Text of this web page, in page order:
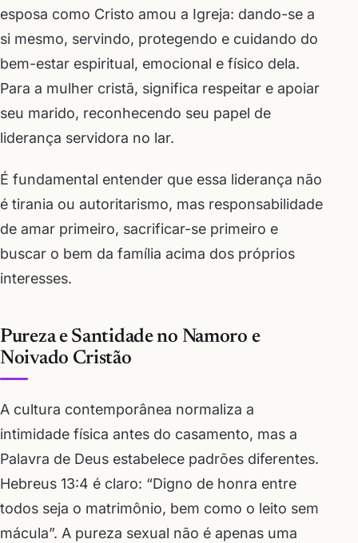
esposa como Cristo amou a Igreja: dando-se a
si mesmo, servindo, protegendo e cuidando do
bem-estar espiritual, emocional e físico dela.
Para a mulher cristã, significa respeitar e apoiar
seu marido, reconhecendo seu papel de
liderança servidora no lar.
É fundamental entender que essa liderança não
é tirania ou autoritarismo, mas responsabilidade
de amar primeiro, sacrificar-se primeiro e
buscar o bem da família acima dos próprios
interesses.
Pureza e Santidade no Namoro e
Noivado Cristão
A cultura contemporânea normaliza a
intimidade física antes do casamento, mas a
Palavra de Deus estabelece padrões diferentes.
Hebreus 13:4 é claro: “Digno de honra entre
todos seja o matrimônio, bem como o leito sem
mácula”. A pureza sexual não é apenas uma